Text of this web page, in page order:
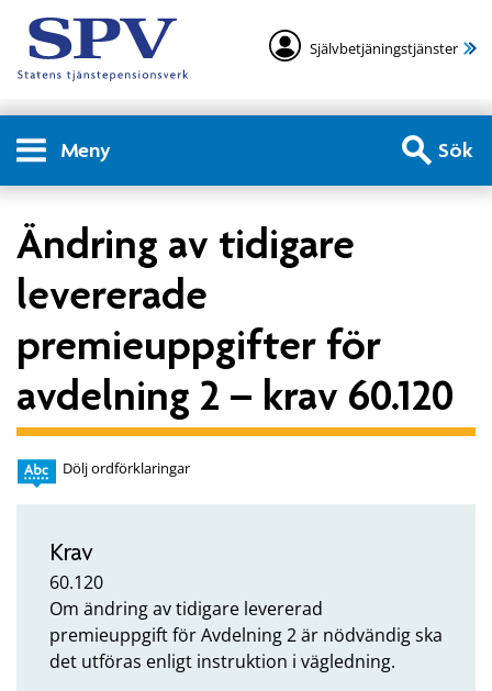
Självbetjäningstjänster
Meny Sök
Ändring av tidigare
levererade
premieuppgifter för
avdelning 2 – krav 60.120
Dölj ordförklaringar
Krav
60.120
Om ändring av tidigare levererad
premieuppgift för Avdelning 2 är nödvändig ska
det utföras enligt instruktion i vägledning.